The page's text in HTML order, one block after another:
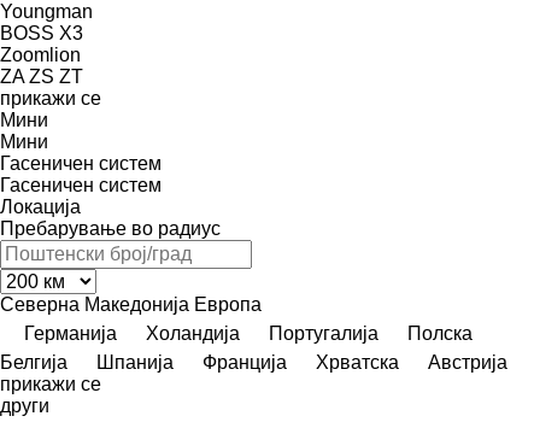
Youngman
BOSS X3
Zoomlion
ZA ZS ZT
прикажи се
Мини
Мини
Гасеничен систем
Гасеничен систем
Локација
Пребарување во радиус
Северна Македонија Европа
Германија
Холандија Португалија
Полска
Белгија
Шпанија Франција Хрватска
Австрија
прикажи се
други